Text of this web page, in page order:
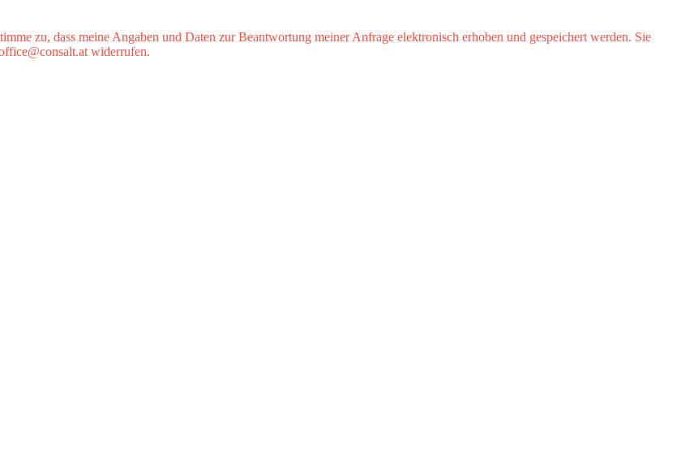
zu, dass meine Angaben und Daten zur Beantwortung meiner Anfrage elektronisch erhoben und gespeichert werden. Sie
widerrufen.